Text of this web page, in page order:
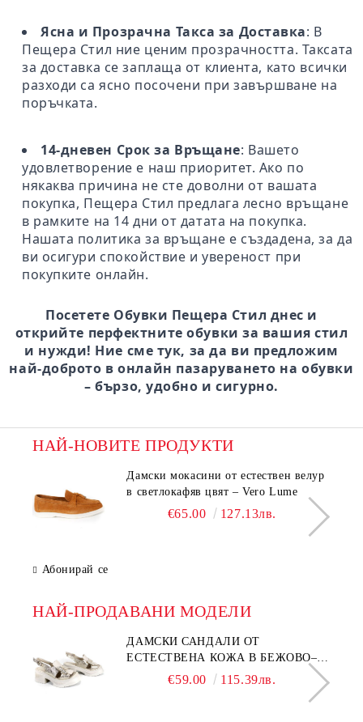
Ясна и Прозрачна Такса за Доставка: В
Пещера Стил ние ценим прозрачността. Таксата
за доставка се заплаща от клиента, като всички
разходи са ясно посочени при завършване на
поръчката.
14-дневен Срок за Връщане: Вашето
удовлетворение е наш приоритет. Ако по
някаква причина не сте доволни от вашата
покупка, Пещера Стил предлага лесно връщане
в рамките на 14 дни от датата на покупка.
Нашата политика за връщане е създадена, за да
ви осигури спокойствие и увереност при
покупките онлайн.
Посетете Обувки Пещера Стил днес и
открийте перфектните обувки за вашия стил
и нужди! Ние сме тук, за да ви предложим
най-доброто в онлайн пазаруването на обувки
– бързо, удобно и сигурно.
НАЙ-НОВИТЕ ПРОДУКТИ
Дамски мокасини от естествен велур
в светлокафяв цвят – Vero Lume
€65.00 127.13лв.
Абонирай се
НАЙ-ПРОДАВАНИ МОДЕЛИ
ДАМСКИ САНДАЛИ ОТ
ЕСТЕСТВЕНА КОЖА В БЕЖОВО–
МОДЕЛ NOVA.
€59.00 115.39лв.